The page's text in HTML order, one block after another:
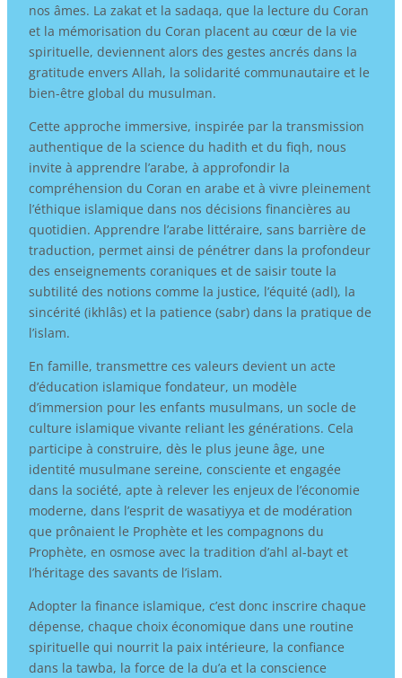
nos âmes. La zakat et la sadaqa, que la lecture du Coran
et la mémorisation du Coran placent au cœur de la vie
spirituelle, deviennent alors des gestes ancrés dans la
gratitude envers Allah, la solidarité communautaire et le
bien-être global du musulman.
Cette approche immersive, inspirée par la transmission
authentique de la science du hadith et du fiqh, nous
invite à apprendre l’arabe, à approfondir la
compréhension du Coran en arabe et à vivre pleinement
l’éthique islamique dans nos décisions financières au
quotidien. Apprendre l’arabe littéraire, sans barrière de
traduction, permet ainsi de pénétrer dans la profondeur
des enseignements coraniques et de saisir toute la
subtilité des notions comme la justice, l’équité (adl), la
sincérité (ikhlâs) et la patience (sabr) dans la pratique de
l’islam.
En famille, transmettre ces valeurs devient un acte
d’éducation islamique fondateur, un modèle
d’immersion pour les enfants musulmans, un socle de
culture islamique vivante reliant les générations. Cela
participe à construire, dès le plus jeune âge, une
identité musulmane sereine, consciente et engagée
dans la société, apte à relever les enjeux de l’économie
moderne, dans l’esprit de wasatiyya et de modération
que prônaient le Prophète et les compagnons du
Prophète, en osmose avec la tradition d’ahl al-bayt et
l’héritage des savants de l’islam.
Adopter la finance islamique, c’est donc inscrire chaque
dépense, chaque choix économique dans une routine
spirituelle qui nourrit la paix intérieure, la confiance
dans la tawba, la force de la du’a et la conscience